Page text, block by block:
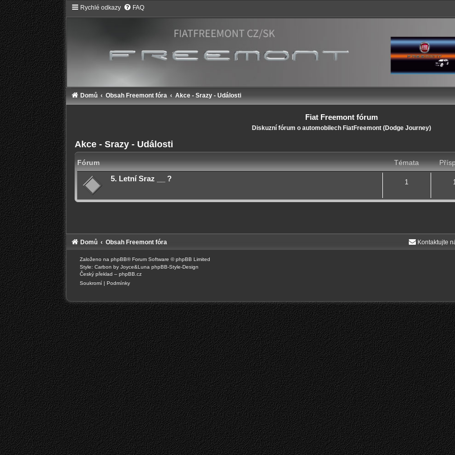
Rychlé odkazy FAQ
Domů Obsah Freemont fóra Akce - Srazy - Události
Fiat Freemont fórum
Diskuzní fórum o automobilech FiatFreemont (Dodge Journey)
Akce - Srazy - Události
Fórum Témata
5. Letní Sraz __ ?
1 1
Domů Obsah Freemont fóra Kontaktujte
Založeno na phpBB® Forum Software © phpBB Limited
Style: Carbon by Joyce&Luna phpBB-Style-Design
Český překlad – phpBB.cz
Soukromí | Podmínky